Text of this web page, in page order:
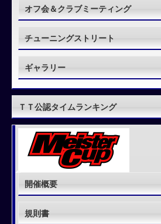
オフ会＆クラブミーティング
チューニングストリート
ギャラリー
ＴＴ公認タイムランキング
開催概要
規則書